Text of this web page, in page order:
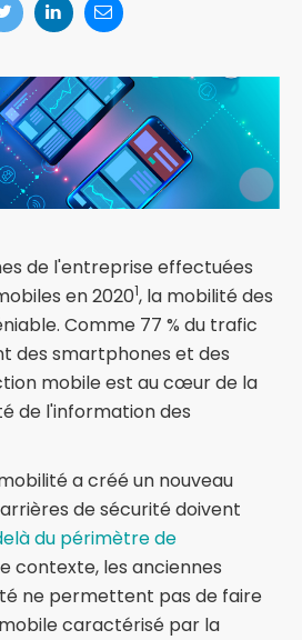
de l'entreprise effectuées
en 20201, la mobilité des
Comme 77 % du trafic
des smartphones et des
mobile est au cœur de la
de l'information des
a créé un nouveau
de sécurité doivent
du périmètre de
contexte, les anciennes
ne permettent pas de faire
caractérisé par la